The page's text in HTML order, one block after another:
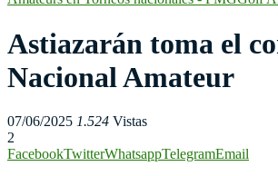
Astiazarán toma el
Nacional Amateur
07/06/2025 1.524 Vistas
2
FacebookTwitterWhatsappTelegramEmail